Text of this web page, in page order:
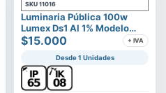
SKU 11016
Luminaria Pública 100w
Lumex Ds1 Al 1% Modelo
Vega
$15.000 + IVA
Desde 1 Unidades